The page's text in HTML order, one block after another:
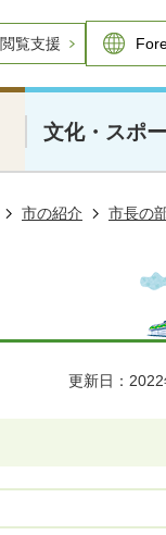
閲覧支援
文化・スポ
市の紹介 市長の
更新日：